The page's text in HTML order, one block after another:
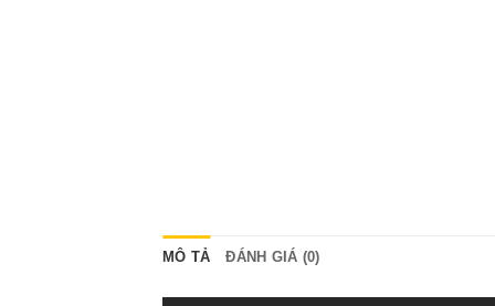
MÔ TẢ ĐÁNH GIÁ (0)